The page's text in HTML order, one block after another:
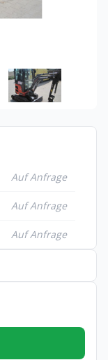
Auf Anfrage
Auf Anfrage
Auf Anfrage